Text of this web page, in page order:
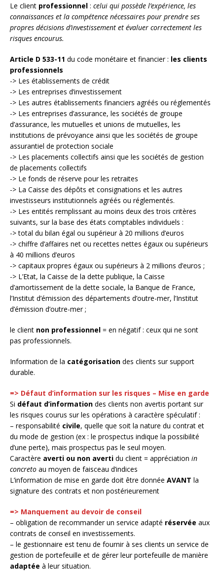
Le client professionnel : celui qui possède l’expérience, les
connaissances et la compétence nécessaires pour prendre ses
propres décisions d’investissement et évaluer correctement les
risques encourus.
Article D 533-11 du code monétaire et financier : les clients
professionnels
-> Les établissements de crédit
-> Les entreprises d’investissement
-> Les autres établissements financiers agréés ou réglementés
-> Les entreprises d’assurance, les sociétés de groupe
d’assurance, les mutuelles et unions de mutuelles, les
institutions de prévoyance ainsi que les sociétés de groupe
assurantiel de protection sociale
-> Les placements collectifs ainsi que les sociétés de gestion
de placements collectifs
-> Le fonds de réserve pour les retraites
-> La Caisse des dépôts et consignations et les autres
investisseurs institutionnels agréés ou réglementés.
-> Les entités remplissant au moins deux des trois critères
suivants, sur la base des états comptables individuels :
-> total du bilan égal ou supérieur à 20 millions d’euros
-> chiffre d’affaires net ou recettes nettes égaux ou supérieurs
à 40 millions d’euros
-> capitaux propres égaux ou supérieurs à 2 millions d’euros ;
-> L’Etat, la Caisse de la dette publique, la Caisse
d’amortissement de la dette sociale, la Banque de France,
l’Institut d’émission des départements d’outre-mer, l’Institut
d’émission d’outre-mer ;
le client non professionnel = en négatif : ceux qui ne sont
pas professionnels.
Information de la catégorisation des clients sur support
durable.
=> Défaut d’information sur les risques – Mise en garde
Si défaut d’information des clients non avertis portant sur
les risques courus sur les opérations à caractère spéculatif :
– responsabilité civile, quelle que soit la nature du contrat et
du mode de gestion (ex : le prospectus indique la possibilité
d’une perte), mais prospectus pas le seul moyen.
Caractère averti ou non averti du client = appréciation in
concreto au moyen de faisceau d’indices
L’information de mise en garde doit être donnée AVANT la
signature des contrats et non postérieurement
=> Manquement au devoir de conseil
– obligation de recommander un service adapté réservée aux
contrats de conseil en investissements.
– le gestionnaire est tenu de fournir à ses clients un service de
gestion de portefeuille et de gérer leur portefeuille de manière
adaptée à leur situation.